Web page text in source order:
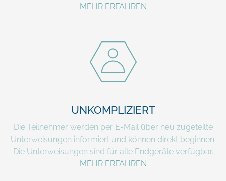
MEHR ERFAHREN
UNKOMPLIZIERT
Die Teilnehmer werden per E-Mail über neu zugeteilte
Unterweisungen informiert und können direkt beginnen.
Die Unterweisungen sind für alle Endgeräte verfügbar.
MEHR ERFAHREN